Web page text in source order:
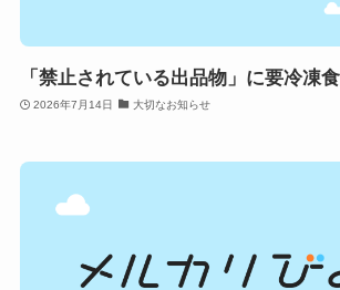
「禁止されている出品物」に要冷凍
2026年7月14日 大切なお知らせ